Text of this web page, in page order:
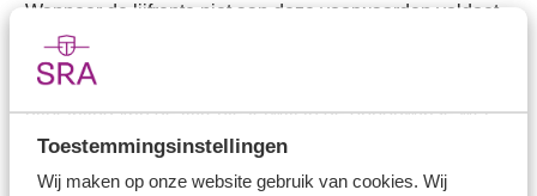
Toestemmingsinstellingen
Wij maken op onze website gebruik van cookies. Wij
Wanneer de lijfrente niet aan deze voorwaarden voldoet,
kan de lijfrente niet meer in de belastingheffing worden
betrokken. Er wordt dan geen belasting betaald over de
uitbetaling van de lijfrente terwijl in de opbouwfase wel
premies zijn afgetrokken. Met de maatregelen uit de
Fiscale verzamelwet 2026 wordt lijfrente altijd in de